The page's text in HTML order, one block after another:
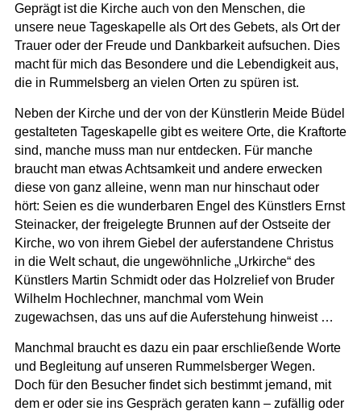
Geprägt ist die Kirche auch von den Menschen, die
unsere neue Tageskapelle als Ort des Gebets, als Ort der
Trauer oder der Freude und Dankbarkeit aufsuchen. Dies
macht für mich das Besondere und die Lebendigkeit aus,
die in Rummelsberg an vielen Orten zu spüren ist.
Neben der Kirche und der von der Künstlerin Meide Büdel
gestalteten Tageskapelle gibt es weitere Orte, die Kraftorte
sind, manche muss man nur entdecken. Für manche
braucht man etwas Achtsamkeit und andere erwecken
diese von ganz alleine, wenn man nur hinschaut oder
hört: Seien es die wunderbaren Engel des Künstlers Ernst
Steinacker, der freigelegte Brunnen auf der Ostseite der
Kirche, wo von ihrem Giebel der auferstandene Christus
in die Welt schaut, die ungewöhnliche „Urkirche“ des
Künstlers Martin Schmidt oder das Holzrelief von Bruder
Wilhelm Hochlechner, manchmal vom Wein
zugewachsen, das uns auf die Auferstehung hinweist …
Manchmal braucht es dazu ein paar erschließende Worte
und Begleitung auf unseren Rummelsberger Wegen.
Doch für den Besucher findet sich bestimmt jemand, mit
dem er oder sie ins Gespräch geraten kann – zufällig oder